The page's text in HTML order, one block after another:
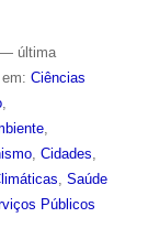
— última
Ciências
,
,
, Cidades,
, Saúde
Públicos